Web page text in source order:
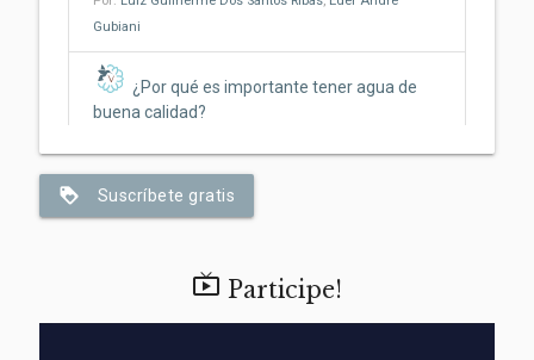
Gubiani
¿Por qué es importante tener agua de
buena calidad?
Del fuego al fogón: cómo el acto de
volviéramos humanos
loyalty Suscríbete gratis
 Participe!